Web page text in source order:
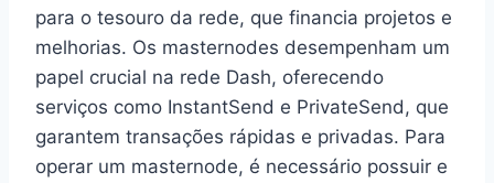
para o tesouro da rede, que financia projetos e
melhorias. Os masternodes desempenham um
papel crucial na rede Dash, oferecendo
serviços como InstantSend e PrivateSend, que
garantem transações rápidas e privadas. Para
operar um masternode, é necessário possuir e